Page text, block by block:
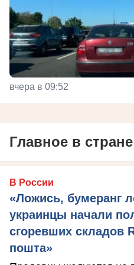
вчера в 09:52
Главное в стране
В России
«Ложись, бумеранг
украинцы начали
сгоревших складов
пошта»